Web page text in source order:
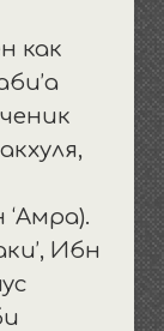
как
Ибн